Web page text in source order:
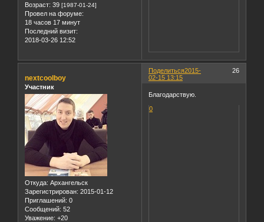
Возраст: 39 [1987-01-24]
Провел на форуме:
18 часов 17 минут
Последний визит:
2018-03-26 12:52
Поделиться 26
2015-
02-15 13:15
nextcoolboy
Участник
Откуда: Архангельск
Зарегистрирован: 2015-01-12
Приглашений: 0
Сообщений: 52
Уважение: +20
Благодарствую.
0